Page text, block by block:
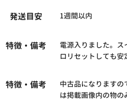
発送目安 1週間以内
特徴・備考
電源入りました。
ロリセットしても安
特徴・備考
中古品になります
は掲載画像内の物の